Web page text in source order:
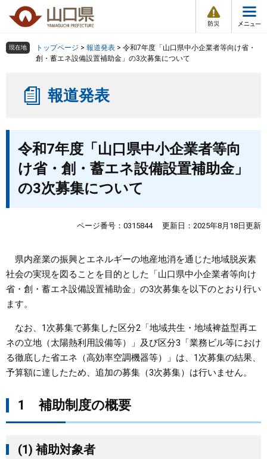
の
ー
情
メ
ュ
組織で探す
くらし・環境
健康・福祉
教育・文化・スポーツ
しごと・産業・観光
まちづくり
県政情報
検索の仕方 組織で探す
現在地 トップページ > 報道発表 > 令和7年度「山口県中小企業者等向け省・
創・蓄エネ設備設置補助金」の3次募集について
報道発表
令和7年度「山口県中小企業者等向
け省・創・蓄エネ設備設置補助金」
の3次募集について
ページ番号：0315844 更新日：2025年8月18日更新
県内産業の振興とエネルギーの地産地消を通じた地域脱炭素
社会の実現を図ることを目的とした「山口県中小企業者等向け
省・創・蓄エネ設備設置補助金」の3次募集を以下のとおり行い
ます。
なお、1次募集で募集した区分2「地域共生・地域裨益型再エ
ネの立地（太陽熱利用設備等）」及び区分3「業務ビル等におけ
る徹底した省エネ（高効率空調機器等）」は、1次募集の結果、
予算額に達したため、追加の募集（3次募集）は行いません。
1 補助制度の概要
(1) 補助対象者